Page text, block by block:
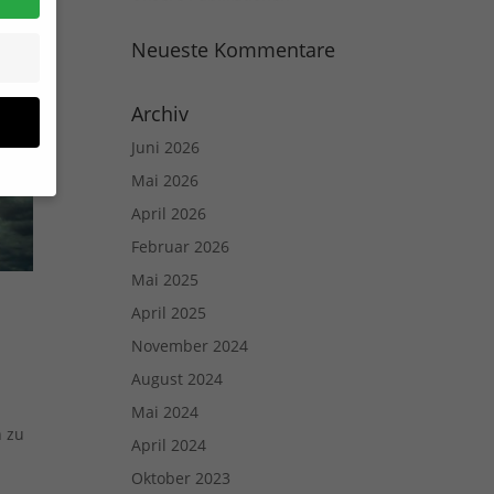
zu
Neueste Kommentare
Archiv
Juni 2026
Mai 2026
April 2026
Februar 2026
Mai 2025
April 2025
November 2024
August 2024
Mai 2024
April 2024
Oktober 2023